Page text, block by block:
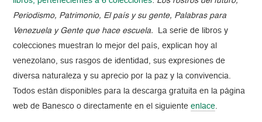
Periodismo, Patrimonio, El país y su gente, Palabras para
Venezuela y Gente que hace escuela. La serie de libros y
colecciones muestran lo mejor del país, explican hoy al
venezolano, sus rasgos de identidad, sus expresiones de
diversa naturaleza y su aprecio por la paz y la convivencia.
Todos están disponibles para la descarga gratuita en la página
web de Banesco o directamente en el siguienteenlace.